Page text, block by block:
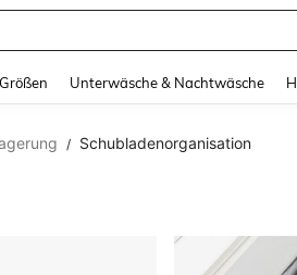
Unterwäsche & Nachtwäsche
/ Schubladenorganisation